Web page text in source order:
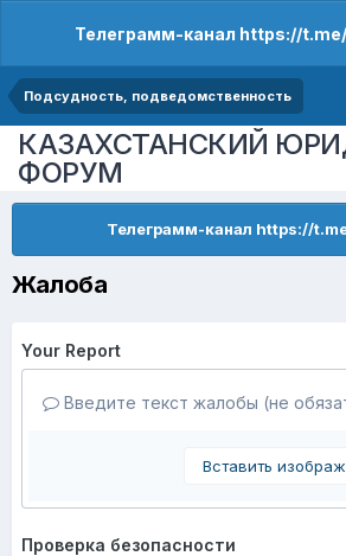
Телеграмм-канал https://
Подсудность, подведомственность
КАЗАХСТАНСКИЙ
ФОРУМ
Телеграмм-канал https://
Жалоба
Your Report
Введите текст жалобы (не
Вставить
Проверка безопасности